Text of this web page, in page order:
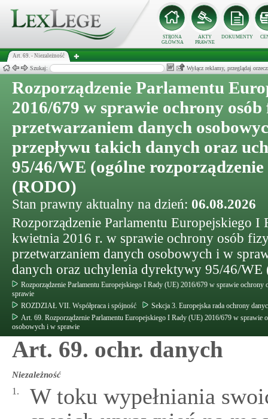
STRONA
GŁÓWNA
AKTY
PRAWNE
DOKUMENTY
Art. 69. - Niezależność
Szukaj: Wyłącz reklamy, przeglądaj
Rozporządzenie Parlamentu
2016/679 w sprawie ochrony
przetwarzaniem danych
przepływu takich danych oraz
95/46/WE (ogólne
(RODO)
Stan prawny aktualny na dzień: 06.08.2026
Rozporządzenie Parlamentu Europejskiego
kwietnia 2016 r. w sprawie ochrony osób
przetwarzaniem danych osobowych i w
danych oraz uchylenia dyrektywy 95/46/WE
Rozporządzenie Parlamentu Europejskiego I Rady (UE) 2016/679 w sprawie
sprawie
ROZDZIAŁ VII. Współpraca i spójność
Sekcja 3. Europejska rada ochrony
Art. 69. Rozporządzenie Parlamentu Europejskiego I Rady (UE) 2016/679 w
osobowych i w sprawie
Art. 69. ochr. danych
Niezależność
1.
W toku wypełniania